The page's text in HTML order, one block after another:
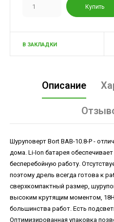
В ЗАКЛАДКИ
Описание
Шуруповерт Bort BAB-10.8-P -
дома. Li-Ion батарея
бесперебойную работу.
поэтому дрель всегда готова к
сверхкомпактный размер,
высоким крутящим моментом,
большинства работ. Есть
Оптимизированная упаковка